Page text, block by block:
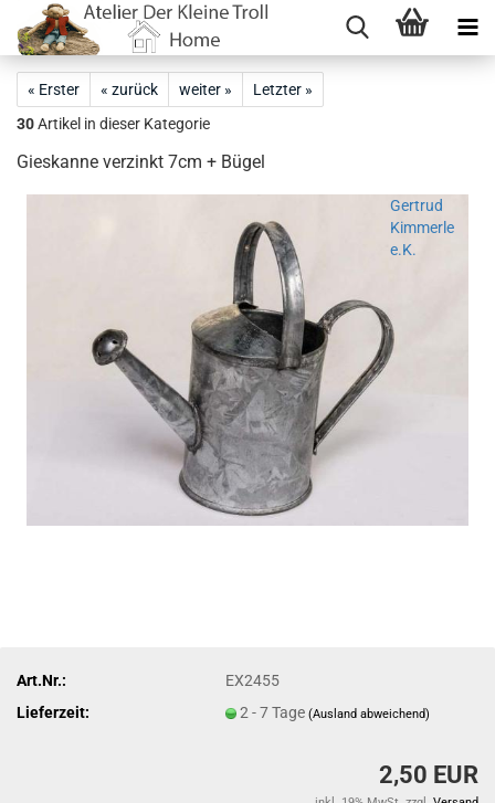
« Erster « zurück weiter »
Letzter »
30Artikel in dieser Kategorie
Gieskanne verzinkt 7cm + Bügel
Gertrud
Kimmerle
e.K.
Art.Nr.:
EX2455
Lieferzeit:
2 - 7 Tage(Ausland abweichend)
2,50 EUR